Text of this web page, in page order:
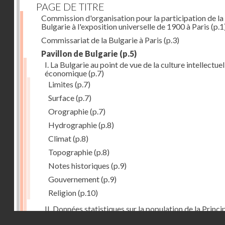
PAGE DE TITRE
Commission d'organisation pour la participation de la
Bulgarie à l'exposition universelle de 1900 à Paris
Commissariat de la Bulgarie à Paris (p.3)
Pavillon de Bulgarie (p.5)
I. La Bulgarie au point de vue de la culture
économique(p.7)
Limites (p.7)
Surface(p.7)
Orographie(p.7)
Hydrographie(p.8)
Climat(p.8)
Topographie(p.8)
Notes historiques (p.9)
Gouvernement(p.9)
Religion(p.10)
II. Données statistiques sur la population de la